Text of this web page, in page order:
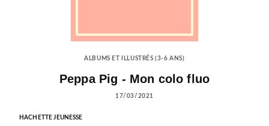
ALBUMS ET ILLUSTRÉS (3-6 ANS)
Peppa Pig - Mon colo fluo
17/03/2021
HACHETTE JEUNESSE